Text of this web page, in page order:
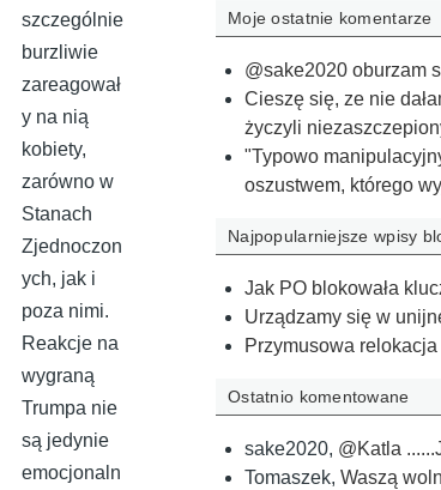
szczególnie
burzliwie
zareagował
y na nią
kobiety,
zarówno w
Stanach
Zjednoczon
ych, jak i
poza nimi.
Reakcje na
wygraną
Trumpa nie
są jedynie
emocjonaln
Moje ostatnie komentarze
@sake2020 oburzam
Cieszę się, ze nie
życzyli
"Typowo
oszustwem, którego
Najpopularniejsze wpisy
Jak PO blokowała
Urządzamy się w
Przymusowa
Ostatnio komentowane
sake2020, @Katla
Tomaszek, Waszą